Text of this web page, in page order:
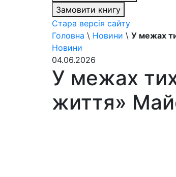
Замовити книгу
Стара версія сайту
Головна \ Новини \ У межах
Новини
04.06.2026
У межах
життя»